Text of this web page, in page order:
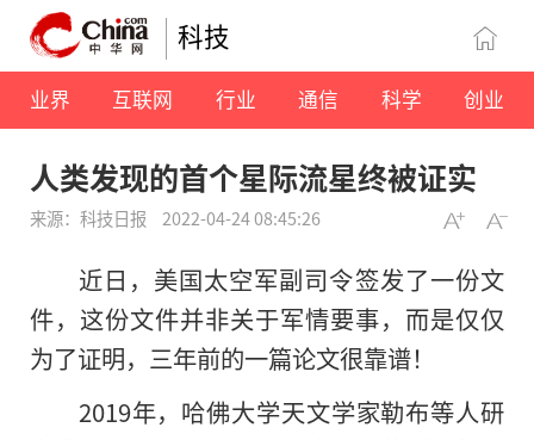
科技
业界 互联网 行业 通信 科学 创业
人类发现的首个星际流星终被证实
来源：科技日报 2022-04-24 08:45:26
近日，美国太空军副司令签发了一份文
件，这份文件并非关于军情要事，而是仅仅
为了证明，三年前的一篇论文很靠谱！
2019年，哈佛大学天文学家勒布等人研